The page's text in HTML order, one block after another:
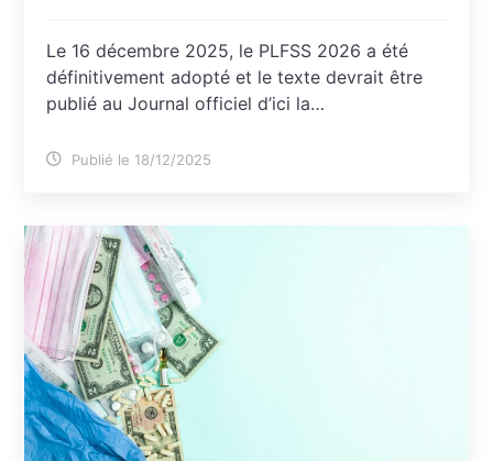
Le 16 décembre 2025, le PLFSS 2026 a été
définitivement adopté et le texte devrait être
publié au Journal officiel d’ici la…
Publié le 18/12/2025